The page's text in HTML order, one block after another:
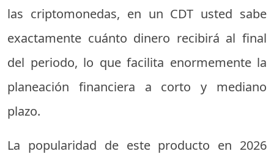
las criptomonedas, en un CDT usted sabe
exactamente cuánto dinero recibirá al final
del periodo, lo que facilita enormemente la
planeación financiera a corto y mediano
plazo.
La popularidad de este producto en 2026